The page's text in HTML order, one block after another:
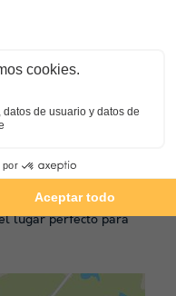
responderá a todas
este camping le
ver en los
de participar
energías
actividad acuática, ¡es
practicar la pesca. El
lugar perfecto para